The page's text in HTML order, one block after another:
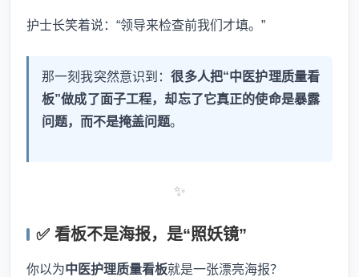
护士长笑着说：“领导来检查前我们才填。”
那一刻我突然意识到：很多人把“中医护理质量看
板”做成了面子工程，却忘了它真正的使命是暴露
问题，而不是掩盖问题。
✨
✅ 看板不是海报，是“照妖镜”
你以为中医护理质量看板就是一张漂亮海报？